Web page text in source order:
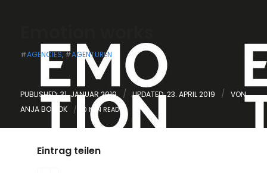
#AGENCIES, #AGENTUREN
PUBLISHED: 31. JANUAR 2019 / UPDATED: 23. APRIL 2019 /
VON
ANJA BOSIOK
/ 0 MIN READ
Eintrag teilen